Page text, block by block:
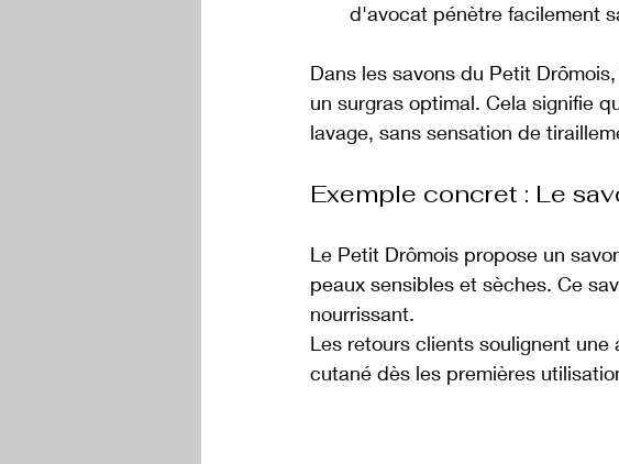
d'avocat pénètre facilement
Dans les savons du Petit
un surgras optimal. Cela signifie
lavage, sans sensation de
Exemple concret : Le
Le Petit Drômois propose un
peaux sensibles et sèches. Ce
nourrissant.
Les retours clients soulignent
cutané dès les premières